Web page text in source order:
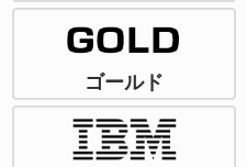
ゴールド